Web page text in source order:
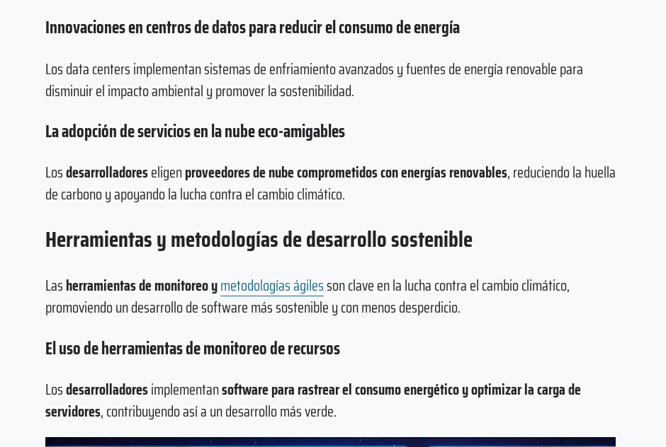
Innovaciones en centros de datos para reducir el consumo de energía
Los data centers implementan sistemas de enfriamiento avanzados y fuentes de energía renovable para
disminuir el impacto ambiental y promover la sostenibilidad.
La adopción de servicios en la nube eco-amigables
Losdesarrolladoreseligenproveedores de nube comprometidos con energías renovables, reduciendo la huella
de carbono y apoyando la lucha contra el cambio climático.
Herramientas y metodologías de desarrollo sostenible
Lasherramientas de monitoreo ymetodologías ágilesson clave en la lucha contra el cambio climático,
promoviendo un desarrollo de software más sostenible y con menos desperdicio.
El uso de herramientas de monitoreo de recursos
Losdesarrolladoresimplementansoftware para rastrear el consumo energético y optimizar la carga de
servidores, contribuyendo así a un desarrollo más verde.